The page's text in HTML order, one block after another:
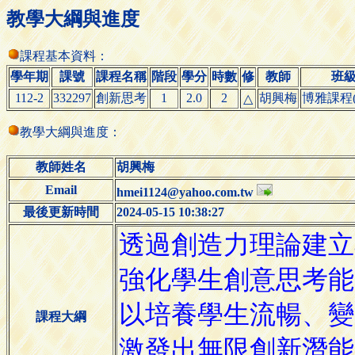
教學大綱與進度
課程基本資料：
學年期
課號 課程名稱 階段 學分 時數 修 教師
班
112-2
332297 創新思考 1 2.0 2 △ 胡興梅 博雅課
教學大綱與進度：
教師姓名
胡興梅
Email
hmei1124@yahoo.com.tw
最後更新時間
2024-05-15 10:38:27
課程大綱